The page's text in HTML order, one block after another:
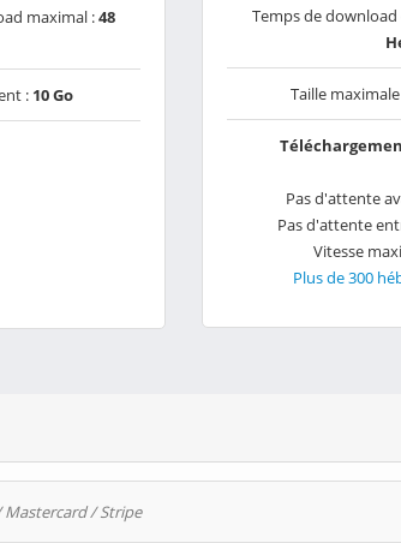
maximal :48
: 10 Go
Temps de
Taille
Pas d'attente
Pas d'attente
Vitesse
Plus de 300
Mastercard / Stripe